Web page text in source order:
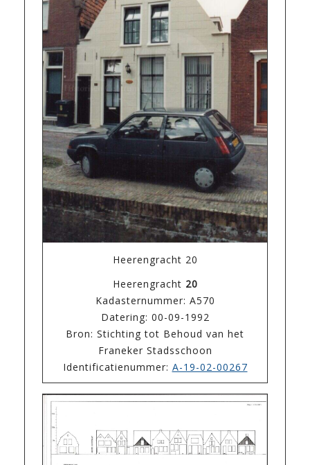
Heerengracht 20
Heerengracht 20
Kadasternummer: A570
Datering: 00-09-1992
Bron: Stichting tot Behoud van het
Franeker Stadsschoon
Identificatienummer: A-19-02-00267